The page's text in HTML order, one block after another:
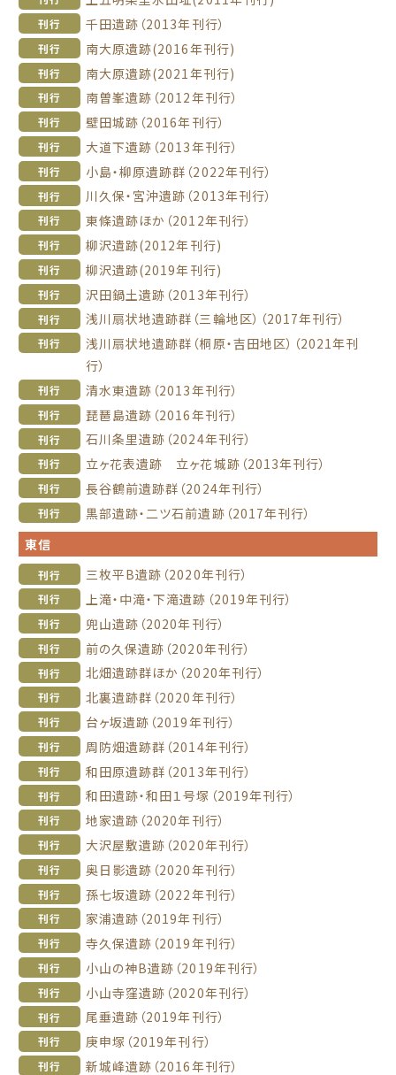
刊行 千田遺跡（2013年刊行）
刊行 南大原遺跡(2016年刊行)
刊行 南大原遺跡(2021年刊行)
刊行 南曽峯遺跡（2012年刊行）
刊行 壁田城跡（2016年刊行）
刊行 大道下遺跡（2013年刊行）
刊行 小島・柳原遺跡群（2022年刊行）
刊行 川久保・宮沖遺跡（2013年刊行）
刊行 東條遺跡ほか（2012年刊行）
刊行 柳沢遺跡(2012年刊行)
刊行 柳沢遺跡(2019年刊行)
刊行 沢田鍋土遺跡（2013年刊行）
刊行 浅川扇状地遺跡群（三輪地区）（2017年刊行）
刊行
浅川扇状地遺跡群（桐原・吉田地区）（2021年刊
行）
刊行 清水東遺跡（2013年刊行）
刊行 琵琶島遺跡（2016年刊行）
刊行 石川条里遺跡（2024年刊行）
刊行 立ヶ花表遺跡 立ヶ花城跡（2013年刊行）
刊行 長谷鶴前遺跡群（2024年刊行）
刊行
黒部遺跡・二ツ石前遺跡（2017年刊行）
東信
刊行 三枚平B遺跡（2020年刊行）
刊行 上滝・中滝・下滝遺跡（2019年刊行）
刊行 兜山遺跡（2020年刊行）
刊行 前の久保遺跡（2020年刊行）
刊行 北畑遺跡群ほか（2020年刊行）
刊行 北裏遺跡群（2020年刊行）
刊行 台ヶ坂遺跡（2019年刊行）
刊行 周防畑遺跡群（2014年刊行）
刊行 和田原遺跡群（2013年刊行）
刊行 和田遺跡・和田１号塚（2019年刊行）
刊行 地家遺跡（2020年刊行）
刊行 大沢屋敷遺跡（2020年刊行）
刊行 奥日影遺跡（2020年刊行）
刊行 孫七坂遺跡（2022年刊行）
刊行 家浦遺跡（2019年刊行）
刊行 寺久保遺跡（2019年刊行）
刊行 小山の神B遺跡（2019年刊行）
刊行 小山寺窪遺跡（2020年刊行）
刊行 尾垂遺跡（2019年刊行）
刊行 庚申塚（2019年刊行）
刊行 新城峰遺跡（2016年刊行）